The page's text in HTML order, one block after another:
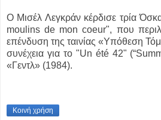
Ο Μισέλ Λεγκράν κέρδισε τρία
moulins de mon coeur", που
επένδυση της ταινίας «Υπόθεση
συνέχεια για το "Un été 42"
«Γεντλ» (1984).
Κοινή χρήση